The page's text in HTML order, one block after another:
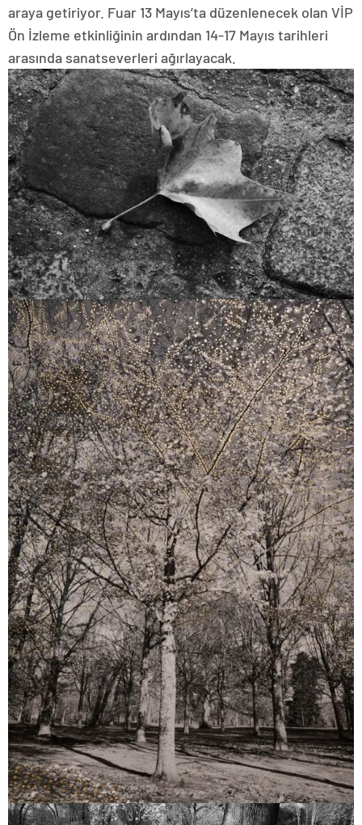
araya getiriyor. Fuar 13 Mayıs’ta düzenlenecek olan VİP
Ön İzleme etkinliğinin ardından 14-17 Mayıs tarihleri
arasında sanatseverleri ağırlayacak.